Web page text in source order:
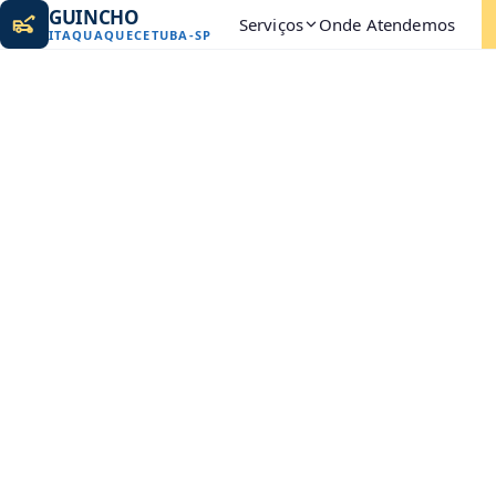
GUINCHO
ITAQUAQUECETUBA-SP Serviços Onde Atendemos